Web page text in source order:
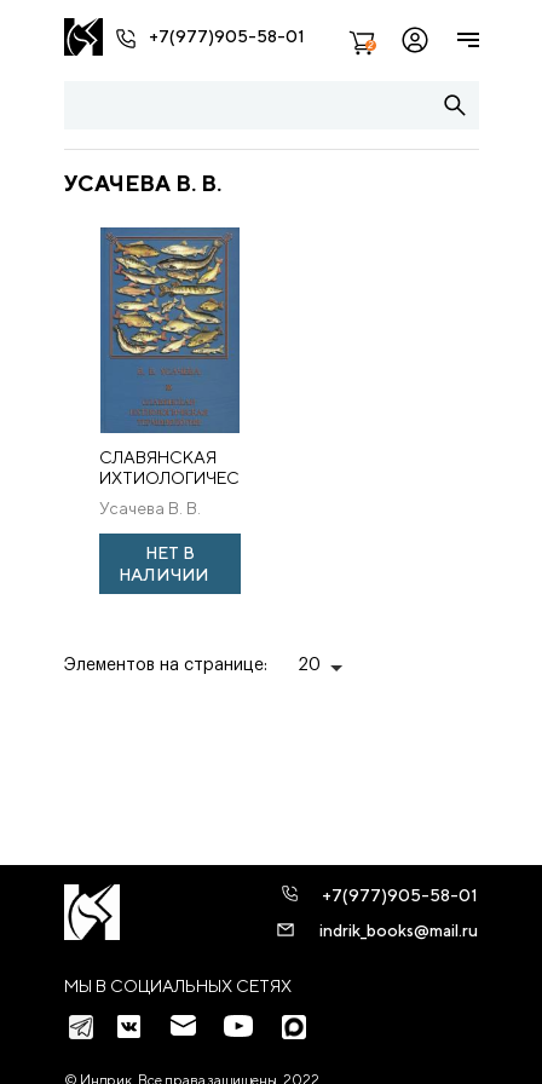
+7(977)905-58-01 2
УСАЧЕВА В. В.
СЛАВЯНСКАЯ
ИХТИОЛОГИЧЕСКАЯ
ТЕРМИНОЛОГИЯ.
ПРИНЦИПЫ И
СПОСОБЫ
НОМИНАЦИИ.
ОБРАТНЫЙ
Усачева В. В.
НЕТ В
НАЛИЧИИ
Элементов на странице: 20
МЫ В СОЦИАЛЬНЫХ СЕТЯХ
+7(977)905-58-01
indrik_books@mail.ru
© Индрик. Все права защищены, 2022